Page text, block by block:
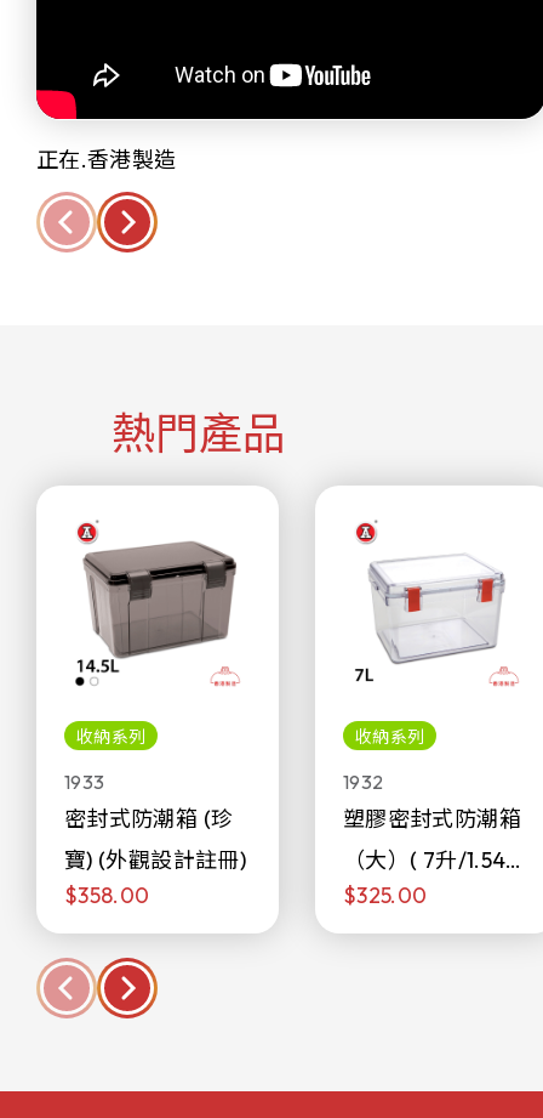
正在.香港製造
熱門產品
收納系列
1933
密封式防潮箱 (珍
寶) (外觀設計註冊)
$358.00
收納系列
1932
塑膠密封式防潮箱
（大）( 7升/1.54加
侖)
$325.00